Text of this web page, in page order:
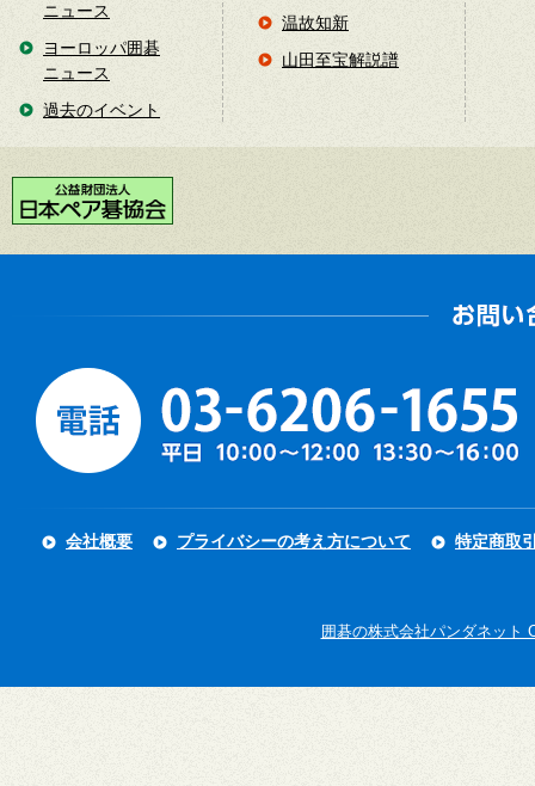
ニュース
ヨーロッパ囲碁
ニュース
過去のイベント
温故知新
山田至宝解説譜
会社概要 プライバシーの考え方について 特定商取
囲碁の株式会社パンダネット